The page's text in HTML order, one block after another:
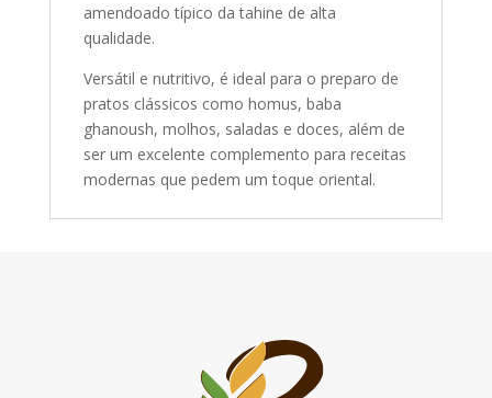
amendoado típico da tahine de alta
qualidade.
Versátil e nutritivo, é ideal para o preparo de
pratos clássicos como homus, baba
ghanoush, molhos, saladas e doces, além de
ser um excelente complemento para receitas
modernas que pedem um toque oriental.